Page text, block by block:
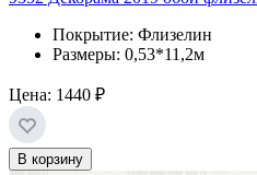
Покрытие: Флизелин
Размеры: 0,53*11,2м
Цена: 1440 ₽
В корзину